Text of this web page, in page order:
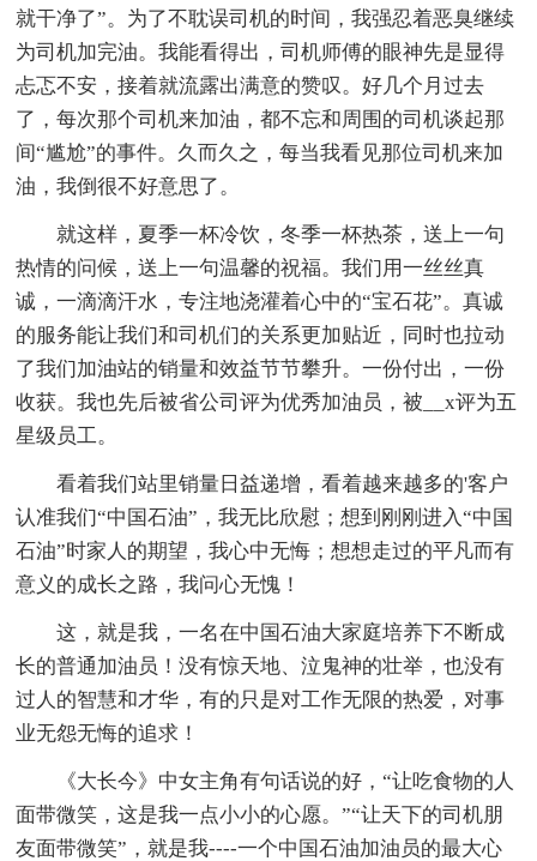
就干净了”。为了不耽误司机的时间，我强忍着恶臭继续
为司机加完油。我能看得出，司机师傅的眼神先是显得
忐忑不安，接着就流露出满意的赞叹。好几个月过去
了，每次那个司机来加油，都不忘和周围的司机谈起那
间“尴尬”的事件。久而久之，每当我看见那位司机来加
油，我倒很不好意思了。
就这样，夏季一杯冷饮，冬季一杯热茶，送上一句
热情的问候，送上一句温馨的祝福。我们用一丝丝真
诚，一滴滴汗水，专注地浇灌着心中的“宝石花”。真诚
的服务能让我们和司机们的关系更加贴近，同时也拉动
了我们加油站的销量和效益节节攀升。一份付出，一份
收获。我也先后被省公司评为优秀加油员，被__x评为五
星级员工。
看着我们站里销量日益递增，看着越来越多的'客户
认准我们“中国石油”，我无比欣慰；想到刚刚进入“中国
石油”时家人的期望，我心中无悔；想想走过的平凡而有
意义的成长之路，我问心无愧！
这，就是我，一名在中国石油大家庭培养下不断成
长的普通加油员！没有惊天地、泣鬼神的壮举，也没有
过人的智慧和才华，有的只是对工作无限的热爱，对事
业无怨无悔的追求！
《大长今》中女主角有句话说的好，“让吃食物的人
面带微笑，这是我一点小小的心愿。”“让天下的司机朋
友面带微笑”，就是我----一个中国石油加油员的最大心